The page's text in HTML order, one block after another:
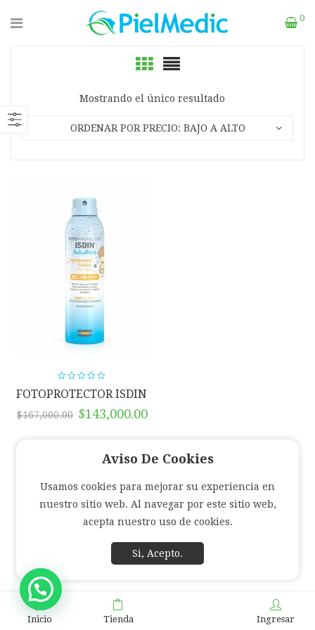
0
Mostrando el único resultado
ORDENAR POR PRECIO: BAJO A ALTO
FOTOPROTECTOR ISDIN
PEDIATRICS 250ML
$167,000.00 El
$167,000.00.
$143,000.00El
es:
$143,000.00.
Inicio Tienda Ingresar
Aviso De Cookies
Usamos cookies para mejorar su experiencia en
nuestro sitio web. Al navegar por este sitio web,
acepta nuestro uso de cookies.
Si, Acepto.